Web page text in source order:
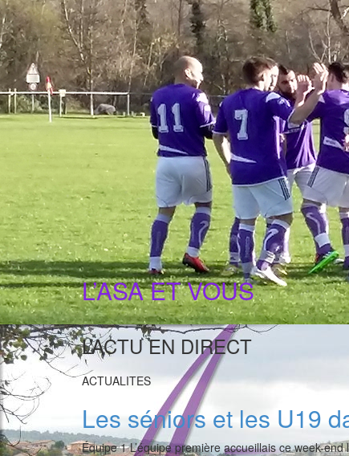
L’ASA ET VOUS
L’ACTU EN DIRECT
ACTUALITES
Les séniors et les U19
Équipe 1 L’équipe première accueillais ce week-